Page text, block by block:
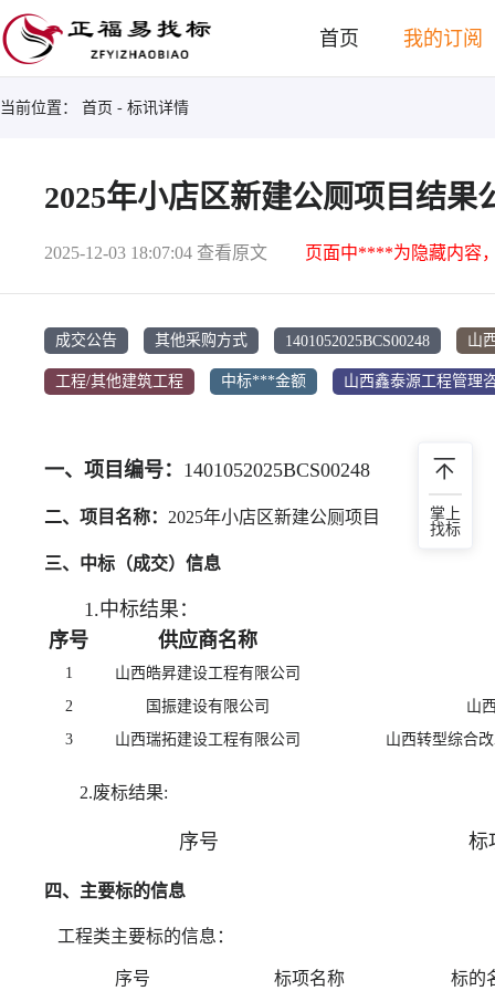
首页 我的订阅
当前位置： 首页 - 标讯详情
2025年小店区新建公厕项目结果
2025-12-03 18:07:04 查看原文 页面中****为隐藏内容
成交公告 其他采购方式 1401052025BCS00248 山
工程/其他建筑工程 中标***金额 山西鑫泰源工程管理
一、项目编号： 1401052025BCS00248
二、项目名称： 2025年小店区新建公厕项目
三、中标（成交）信息
1.中标结果：
序号
供应商名称
1
山西皓昇建设工程有限公司
2
国振建设有限公司
山
3
山西瑞拓建设工程有限公司 山西转型综合
2.废标结果:
序号 标
四、主要标的信息
工程类主要标的信息：
序号 标项名称 标的
掌上
找标